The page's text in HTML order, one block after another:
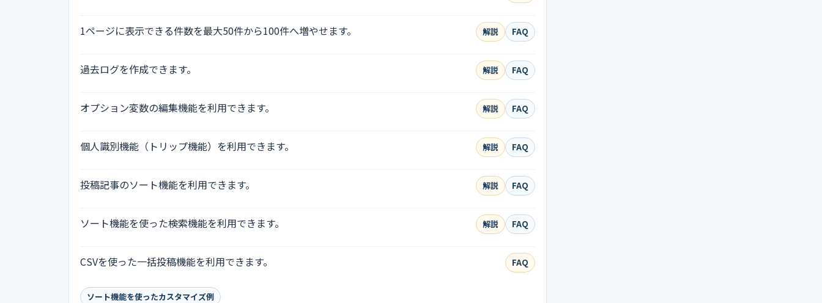
1ページに表示できる件数を最大50件から100件へ増やせます。 解説 FAQ
過去ログを作成できます。 解説 FAQ
オプション変数の編集機能を利用できます。 解説 FAQ
個人識別機能（トリップ機能）を利用できます。 解説 FAQ
投稿記事のソート機能を利用できます。 解説 FAQ
ソート機能を使った検索機能を利用できます。 解説 FAQ
CSVを使った一括投稿機能を利用できます。 FAQ
ソート機能を使ったカスタマイズ例